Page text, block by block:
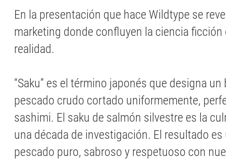
En la presentación que hace Wildtype se
marketing donde confluyen la ciencia ficción
realidad.
“Saku” es el término japonés que designa
pescado crudo cortado uniformemente,
sashimi. El saku de salmón silvestre es la
una década de investigación. El resultado
pescado puro, sabroso y respetuoso con